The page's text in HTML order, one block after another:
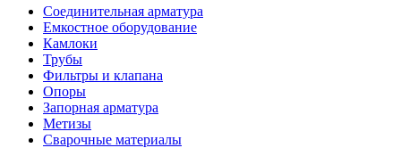
Соединительная арматура
Емкостное оборудование
Камлоки
Трубы
Фильтры и клапана
Опоры
Запорная арматура
Метизы
Сварочные материалы